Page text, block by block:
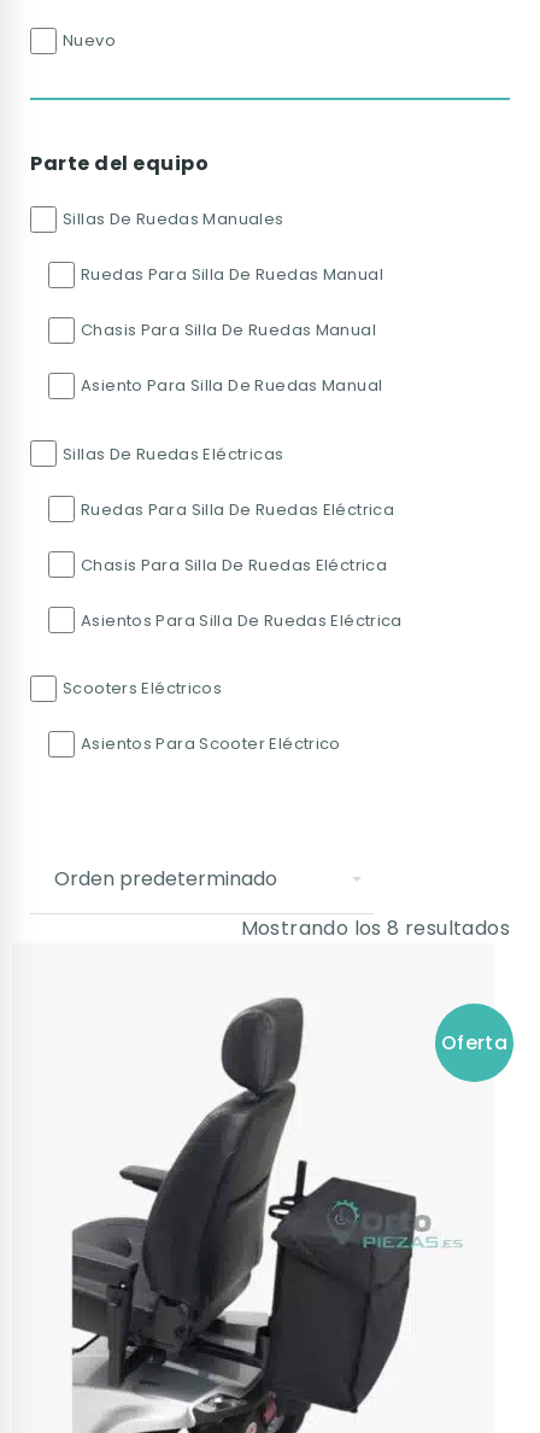
Nuevo
Parte del equipo
Sillas De Ruedas Manuales
Ruedas Para Silla De Ruedas Manual
Chasis Para Silla De Ruedas Manual
Asiento Para Silla De Ruedas Manual
Sillas De Ruedas Eléctricas
Ruedas Para Silla De Ruedas Eléctrica
Chasis Para Silla De Ruedas Eléctrica
Asientos Para Silla De Ruedas Eléctrica
Scooters Eléctricos
Asientos Para Scooter Eléctrico
Mostrando los 8 resultados
Oferta